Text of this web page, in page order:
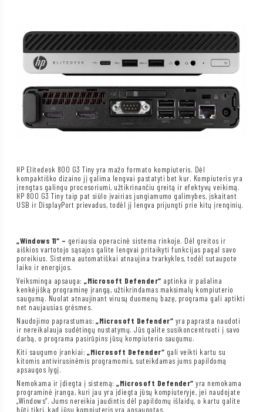
HP Elitedesk 800 G3 Tiny yra mažo formato kompiuteris. Dėl
kompaktiško dizaino jį galima lengvai pastatyti bet kur. Kompiuteris yra
įrengtas galingu procesoriumi, užtikrinančiu greitą ir efektyvų veikimą.
HP 800 G3 Tiny taip pat siūlo įvairias jungiamumo galimybes, įskaitant
USB ir DisplayPort prievadus, todėl jį lengva prijungti prie kitų įrenginių.
„Windows 11“ – geriausia operacinė sistema rinkoje. Dėl greitos ir
aiškios vartotojo sąsajos galite lengvai pritaikyti funkcijas pagal savo
poreikius. Sistema automatiškai atnaujina tvarkykles, todėl sutaupote
laiko ir energijos.
Veiksminga apsauga:„Microsoft Defender“ aptinka ir pašalina
kenkėjišką programinę įrangą, užtikrindamas maksimalų kompiuterio
saugumą. Nuolat atnaujinant virusų duomenų bazę, programa gali aptikti
net naujausias grėsmes.
Naudojimo paprastumas:„Microsoft Defender“ yra paprasta naudoti
ir nereikalauja sudėtingų nustatymų. Jūs galite susikoncentruoti į savo
darbą, o programa pasirūpins jūsų kompiuterio saugumu.
Kiti saugumo įrankiai:„Microsoft Defender“ gali veikti kartu su
kitomis antivirusinėmis programomis, suteikdamas jums papildomą
apsaugos lygį.
Nemokama ir įdiegta į sistemą:„Microsoft Defender“ yra nemokama
programinė įranga, kuri jau yra įdiegta jūsų kompiuteryje, jei naudojate
„Windows“. Jums nereikia jaudintis dėl papildomų išlaidų, o kartu galite
būti tikri, kad jūsų kompiuteris yra apsaugotas.